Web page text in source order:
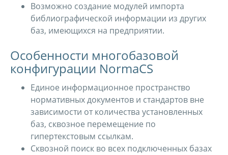
Возможно создание модулей импорта
библиографической информации из других
баз, имеющихся на предприятии.
Особенности многобазовой
конфигурации NormaCS
Единое информационное пространство
нормативных документов и стандартов вне
зависимости от количества установленных
баз, сквозное перемещение по
гипертекстовым ссылкам.
Сквозной поиск во всех подключенных базах